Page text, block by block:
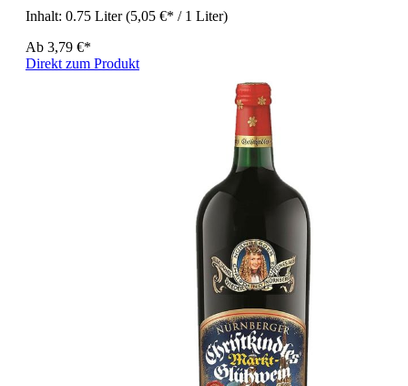
Inhalt: 0.75 Liter(5,05 €* / 1 Liter)
Ab 3,79 €*
Direkt zum Produkt